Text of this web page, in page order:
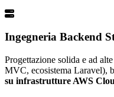
Ingegneria Backend
Progettazione solida e ad
MVC, ecosistema Laravel),
su infrastrutture AWS